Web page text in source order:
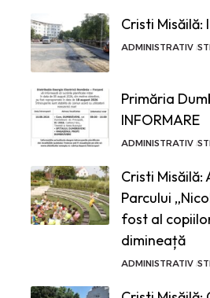
Cristi Misăilă:
ADMINISTRATIV
Primăria
INFORMARE
ADMINISTRATIV
Cristi
Parcului
fost al
dimineață
ADMINISTRATIV